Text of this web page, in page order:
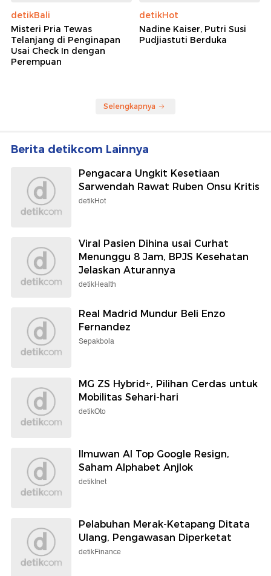
detikBali
Misteri Pria Tewas
Telanjang di Penginapan
Usai Check In dengan
Perempuan
detikHot
Nadine Kaiser, Putri Susi
Pudjiastuti Berduka
Selengkapnya
Berita detikcom Lainnya
Pengacara Ungkit Kesetiaan
Sarwendah Rawat Ruben Onsu Kritis
detikHot
Viral Pasien Dihina usai Curhat
Menunggu 8 Jam, BPJS Kesehatan
Jelaskan Aturannya
detikHealth
Real Madrid Mundur Beli Enzo
Fernandez
Sepakbola
MG ZS Hybrid+, Pilihan Cerdas untuk
Mobilitas Sehari-hari
detikOto
Ilmuwan AI Top Google Resign,
Saham Alphabet Anjlok
detikInet
Pelabuhan Merak-Ketapang Ditata
Ulang, Pengawasan Diperketat
detikFinance